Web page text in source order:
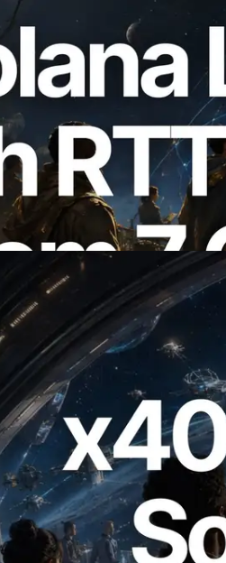
Solana Leader Slot
Ping dari 7
Information
Solana RPC
AI Agent
Dibutuhkan Secara